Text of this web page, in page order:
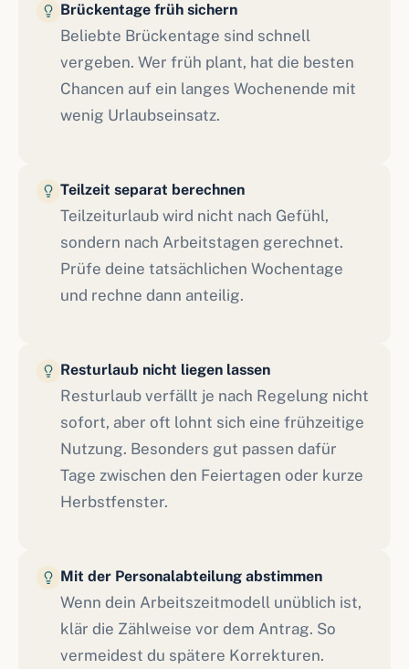
Brückentage früh sichern
Beliebte Brückentage sind schnell
vergeben. Wer früh plant, hat die besten
Chancen auf ein langes Wochenende mit
wenig Urlaubseinsatz.
Teilzeit separat berechnen
Teilzeiturlaub wird nicht nach Gefühl,
sondern nach Arbeitstagen gerechnet.
Prüfe deine tatsächlichen Wochentage
und rechne dann anteilig.
Resturlaub nicht liegen lassen
Resturlaub verfällt je nach Regelung nicht
sofort, aber oft lohnt sich eine frühzeitige
Nutzung. Besonders gut passen dafür
Tage zwischen den Feiertagen oder kurze
Herbstfenster.
Mit der Personalabteilung abstimmen
Wenn dein Arbeitszeitmodell unüblich ist,
klär die Zählweise vor dem Antrag. So
vermeidest du spätere Korrekturen.